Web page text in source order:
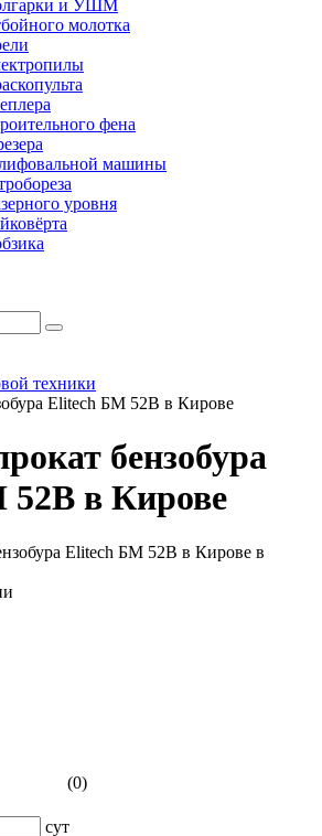
и УШМ
молотка
фена
машины
уровня
техники
Elitech БМ 52В в Кирове
бензобура
в Кирове
(0)
сут